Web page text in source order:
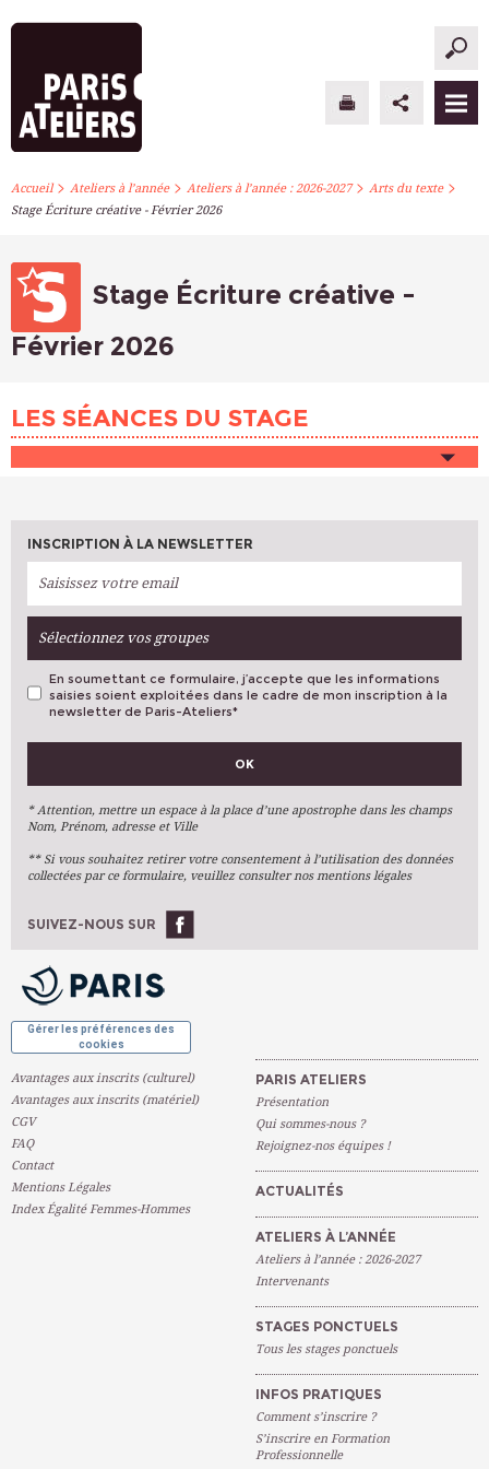
PARIS ATELIERS
ATELIERS À L’ANNÉE
STAGES PONCTUELS
S’INSCRIRE
Accueil> Ateliers à l’année> Ateliers à l’année : 2026-2027> Arts du texte>
Stage Écriture créative - Février 2026
Stage Écriture créative -
Février 2026
LES SÉANCES DU STAGE
INSCRIPTION À LA NEWSLETTER
Sélectionnez vos groupes
VOS PRÉFÉRENCES
Arts Plastiques
Arts Du Texte
Arts Numériques
Ateliers À L'année
En soumettant ce formulaire, j’accepte que les informations
saisies soient exploitées dans le cadre de mon inscription à la
newsletter de Paris-Ateliers*
OK
* Attention, mettre un espace à la place d’une apostrophe dans les champs
Nom, Prénom, adresse et Ville
** Si vous souhaitez retirer votre consentement à l’utilisation des données
collectées par ce formulaire, veuillez consulter nos mentions légales
SUIVEZ-NOUS SUR
Gérer les préférences des
cookies
Avantages aux inscrits (culturel)
Avantages aux inscrits (matériel)
CGV
FAQ
Contact
Mentions Légales
Index Égalité Femmes-Hommes
PARIS ATELIERS
Présentation
Qui sommes-nous ?
Rejoignez-nos équipes !
ACTUALITÉS
ATELIERS À L’ANNÉE
Ateliers à l’année : 2026-2027
Intervenants
STAGES PONCTUELS
Tous les stages ponctuels
INFOS PRATIQUES
Comment s’inscrire ?
S’inscrire en Formation
Professionnelle